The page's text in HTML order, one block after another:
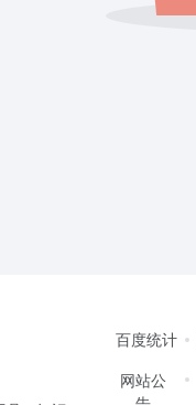
百度统计
网站公